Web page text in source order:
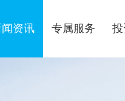
资讯 专属服务